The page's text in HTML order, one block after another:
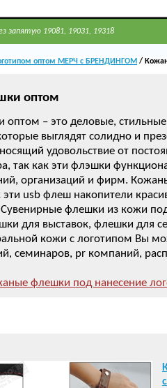
запятую 19081, 19031, 19318
оптом МЕРЧ с БРЕНДИНГОМ /
оптом
– это деловые, стильные
выглядят солидно и
удовольствие от
так как эти флэшки
организаций и фирм.
эти usb флеш накопители
флешки из кожи
для выставок, флешки для
кожи с логотипом Вы
семинаров, pr компаний,
флешки под нанесение